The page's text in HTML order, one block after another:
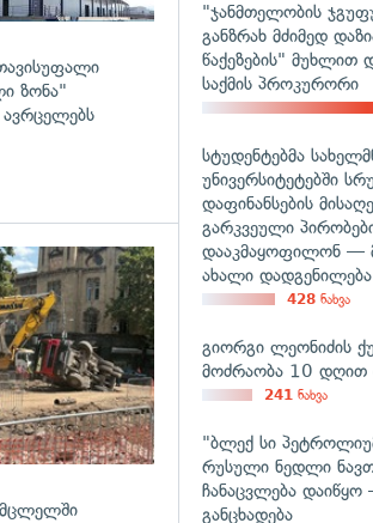
ზონა"
ავრცელებს
გადახედვა
"ჯანმთელობის
განზრახ მძიმედ
წაქეზების" მუხლით
საქმის პროკურორი
სტუდენტებმა
უნივერსიტეტებში
დაფინანსების
გარკვეული
დააკმაყოფილონ —
ახალი დადგენილება
428 ნახვა
გიორგი ლეონიძის
მოძრაობა 10 დღით
241 ნახვა
"ბლექ სი
რუსული ნედლი
ჩანაცვლება
განცხადება